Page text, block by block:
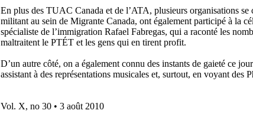
En plus des TUAC Canada et de l’ATA, plusieurs organisations
militant au sein de Migrante Canada, ont également participé à la
spécialiste de l’immigration Rafael Fabregas, qui a raconté les
maltraitent le PTÉT et les gens qui en tirent profit.
D’un autre côté, on a également connu des instants de gaieté ce
assistant à des représentations musicales et, surtout, en voyant
Vol. X, no 30 • 3 août 2010